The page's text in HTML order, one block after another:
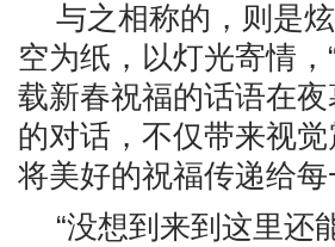
与之相称的，则是
空为纸，以灯光寄情，
载新春祝福的话语在
的对话，不仅带来视
将美好的祝福传递给每
“没想到来到这里还